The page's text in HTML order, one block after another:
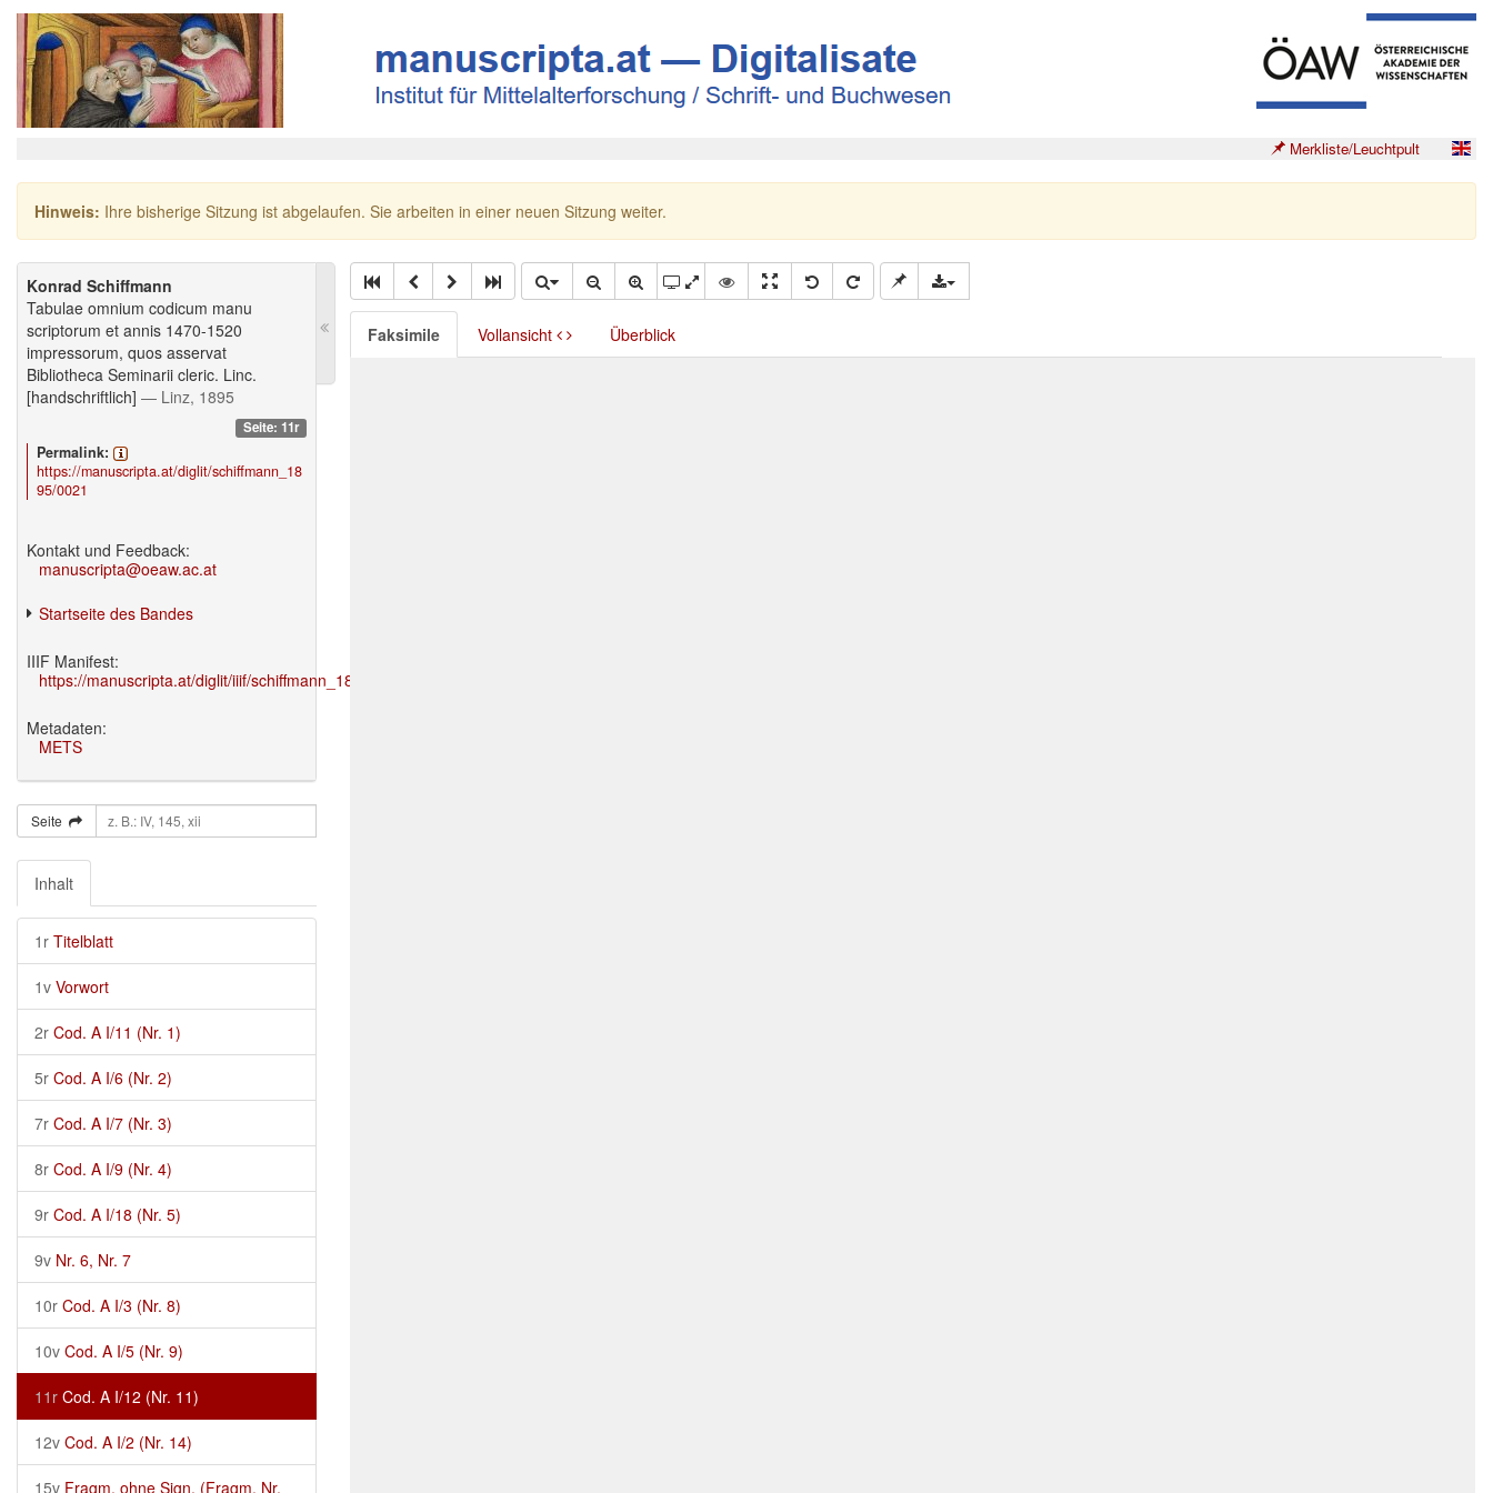
Merkliste/Leuchtpult
Hinweis: Ihre bisherige Sitzung ist abgelaufen. Sie arbeiten in einer neuen Sitzung weiter.
Konrad Schiffmann
Tabulae omnium codicum manu
scriptorum et annis 1470-1520
impressorum, quos asservat
Bibliotheca Seminarii cleric. Linc.
[handschriftlich] — Linz, 1895
Seite: 11r
Permalink:
https://manuscripta.at/diglit/schiffmann_18
95/0021
Kontakt und Feedback:
manuscripta@oeaw.ac.at
Startseite des Bandes
IIIF Manifest:
https://manuscripta.at/diglit/iiif/schiffmann_1895/manifest.json
Metadaten:
METS
Seite
Inhalt
1r Titelblatt
1v Vorwort
2r Cod. A I/11 (Nr. 1)
5r Cod. A I/6 (Nr. 2)
7r Cod. A I/7 (Nr. 3)
8r Cod. A I/9 (Nr. 4)
9r Cod. A I/18 (Nr. 5)
9v Nr. 6, Nr. 7
10r Cod. A I/3 (Nr. 8)
10v Cod. A I/5 (Nr. 9)
11r Cod. A I/12 (Nr. 11)
12v Cod. A I/2 (Nr. 14)
15v Fragm. ohne Sign. (Fragm. Nr.
Faksimile Vollansicht Überblick